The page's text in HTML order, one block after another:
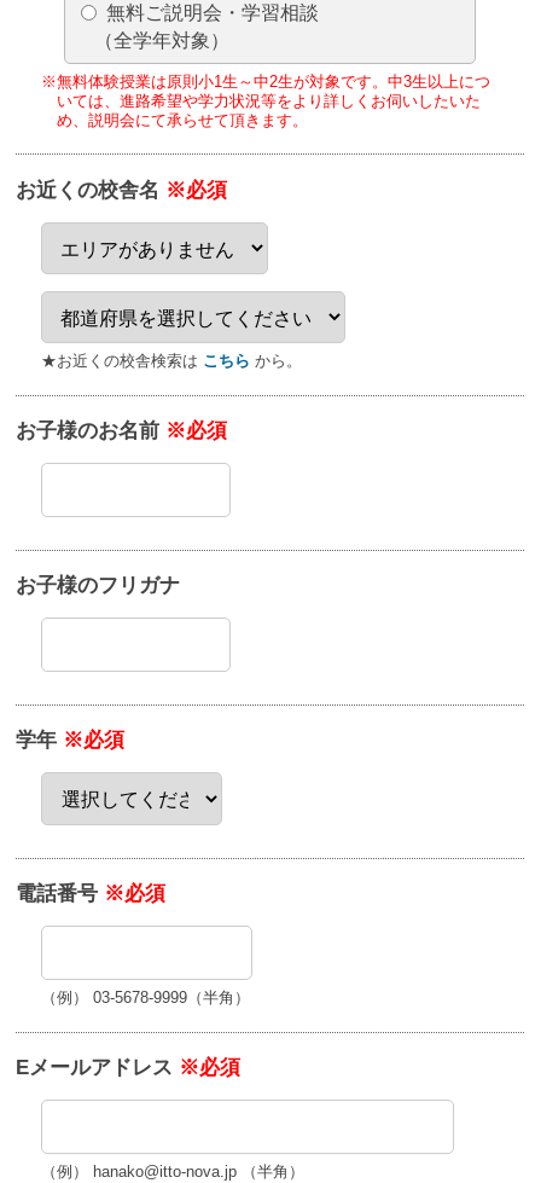
無料ご説明会・学習相談
（全学年対象）
※無料体験授業は原則小1生～中2生が対象です。中3生以上につ
いては、進路希望や学力状況等をより詳しくお伺いしたいた
め、説明会にて承らせて頂きます。
お近くの校舎名 ※必須
★お近くの校舎検索は こちら から。
お子様のお名前 ※必須
お子様のフリガナ
学年 ※必須
電話番号 ※必須
（例） 03-5678-9999（半角）
Eメールアドレス ※必須
（例） hanako@itto-nova.jp （半角）